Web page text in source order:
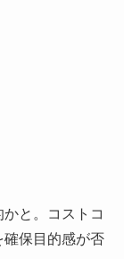
と。コストコ
保目的感が否